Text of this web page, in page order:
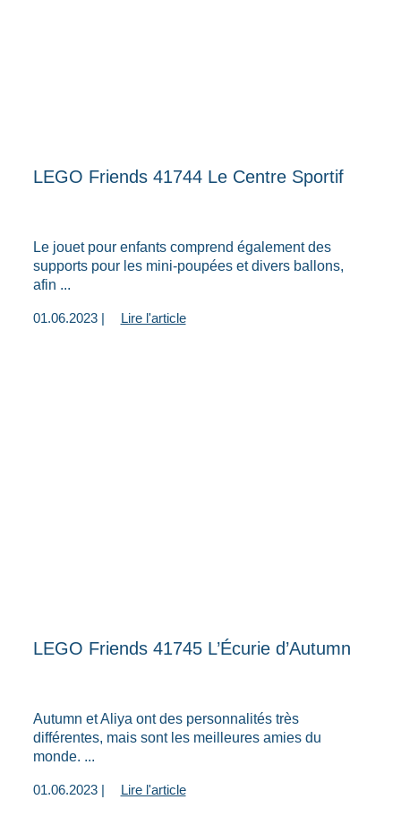
LEGO Friends 41744 Le Centre Sportif
Le jouet pour enfants comprend également des
supports pour les mini-poupées et divers ballons,
afin ...
01.06.2023 | Lire l'article
LEGO Friends 41745 L’Écurie d’Autumn
Autumn et Aliya ont des personnalités très
différentes, mais sont les meilleures amies du
monde. ...
01.06.2023 | Lire l'article